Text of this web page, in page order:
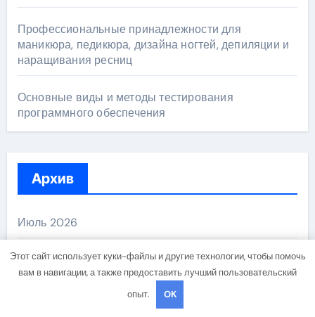
Профессиональные принадлежности для
маникюра, педикюра, дизайна ногтей, депиляции и
наращивания ресниц
Основные виды и методы тестирования
программного обеспечения
Архив
Июль 2026
Июнь 2026
Этот сайт использует куки-файлы и другие технологии, чтобы помочь
вам в навигации, а также предоставить лучший пользовательский
опыт.
OK